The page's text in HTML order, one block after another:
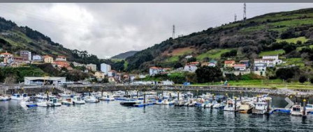
Previous Next